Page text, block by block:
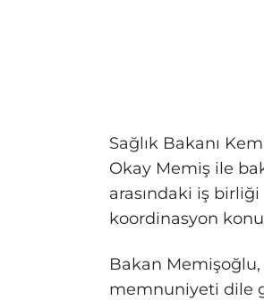
Sağlık Bakanı
Okay Memiş ile
arasındaki iş
koordinasyon
Bakan
memnuniyeti dile